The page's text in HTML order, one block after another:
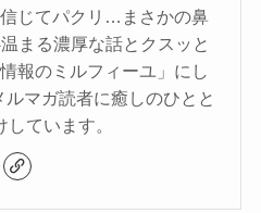
じてパクリ…まさかの鼻
まる濃厚な話とクスッと
報のミルフィーユ」にし
マガ読者に癒しのひとと
しています。